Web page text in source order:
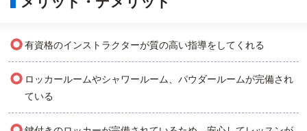
○有資格のインストラクターが質の高い指導をしてくれる
○ ロッカールームやシャワールーム、パウダールームが完備され
ている